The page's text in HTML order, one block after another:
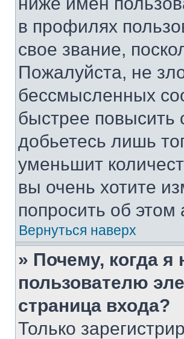
в профилях
свое звание,
Пожалуйста, не
бессмысленных
быстрее
добьетесь лишь
уменьшит
вы очень хотите
попросить об
Вернуться наверх
» Почему, когда
пользователю
страница входа?
Только